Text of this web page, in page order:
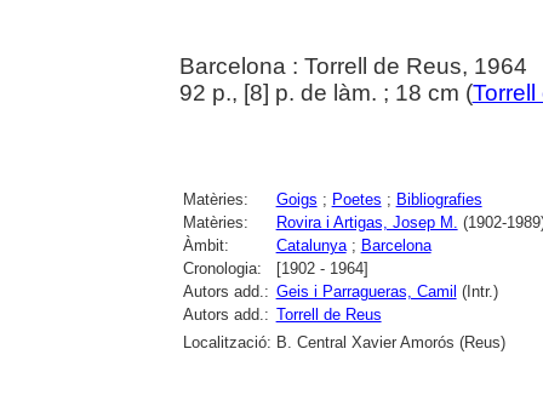
Barcelona : Torrell de Reus, 1964
92 p., [8] p. de làm. ; 18 cm (Torrell
Matèries: Goigs ; Poetes ; Bibliografies
Matèries:
Rovira i Artigas, Josep M.
(1902-
Àmbit:
Catalunya; Barcelona
Cronologia:
[1902 - 1964]
Autors add.: Geis i Parragueras, Camil (Intr.)
Autors add.: Torrell de Reus
Localització: B. Central Xavier Amorós (Reus)